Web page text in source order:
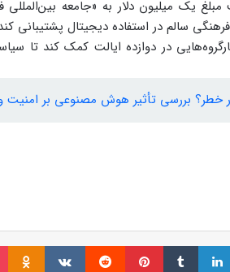
سالم در استفاده دیجیتال پشتیبانی
در دوازده ایالت کمک کند تا
لینکداین تامبلر پینتریست Reddit
VKontakte
Odnoklassniki